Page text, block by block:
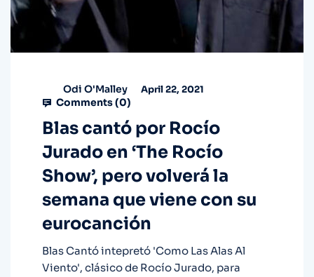
Odi O'Malley April 22, 2021
Comments (0)
Blas cantó por Rocío
Jurado en ‘The Rocío
Show’, pero volverá la
semana que viene con su
eurocanción
Blas Cantó intepretó 'Como Las Alas Al
Viento', clásico de Rocío Jurado, para